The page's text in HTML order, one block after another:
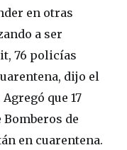
en otras
a ser
76 policías
dijo el
que 17
de
en cuarentena.